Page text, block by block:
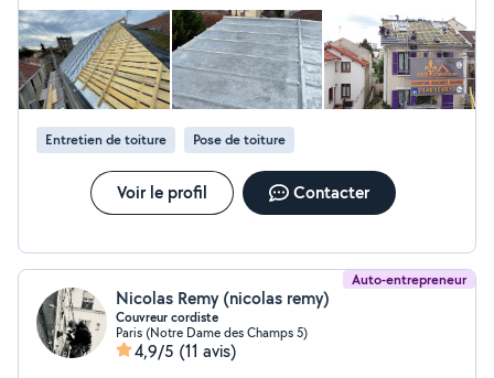
Syndic, immeuble, particulier, entreprise
Entretien de toiture Pose de toiture
Voir le profil Contacter
Auto-entrepreneur
Nicolas Remy (nicolas remy)
Couvreur cordiste
Paris (Notre Dame des Champs 5)
4,9/5 (11 avis)